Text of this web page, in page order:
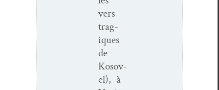
vers
trag­
iques
de
Kosov­
el), à